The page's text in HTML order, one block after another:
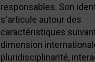
responsables. Son
s'articule autour des
caractéristiques
dimension
pluridisciplinarité,